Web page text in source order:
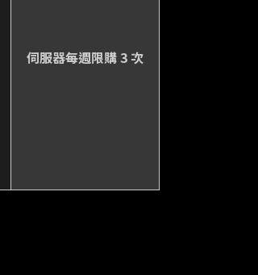
伺服器每週限購 3 次